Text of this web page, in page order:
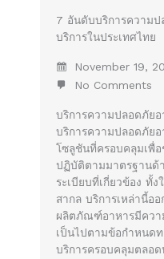
7 อันดับบริการความ
บริการในประเทศไทย
November 19,
No Comments
บริการความปลอดภัยอ
บริการความปลอดภัย
โซลูชันที่ครอบคลุมเพื่
ปฏิบัติตามมาตรฐานด้
ระเบียบที่เกี่ยวข้อง ทั้ง
สากล บริการเหล่านี้อ
ผลิตภัณฑ์อาหารมีควา
เป็นไปตามข้อกำหนด
บริการครอบคลุมตลอ